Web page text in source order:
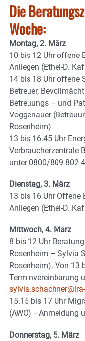
Die
Woche:
Montag, 2. März
10 bis 12 Uhr offene
Anliegen (Ethel-D.
14 bis 18 Uhr offene
Betreuer,
Betreuungs – und
Voggenauer
Rosenheim)
13 bis 16.45 Uhr
Verbraucherzentrale
unter 0800/809 802
Dienstag, 3. März
13 bis 16 Uhr Offene
Anliegen (Ethel-D.
Mittwoch, 4. März
8 bis 12 Uhr
Rosenheim – Sylvia
Rosenheim). Von 13
Terminvereinbarung
15.15 bis 17 Uhr
(AWO) –Anmeldung
Donnerstag, 5. März